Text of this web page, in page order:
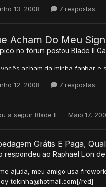
13, 2008 7 respostas
Acham Do Meu
no fórum postou Blade II
acham da minha fanbar e
12, 2008 7 respostas
a seguir Blade II Maio 17,
Grátis E Paga,
respondeu ao Raphael Lion de
ajuda, meu amigo usa
red]